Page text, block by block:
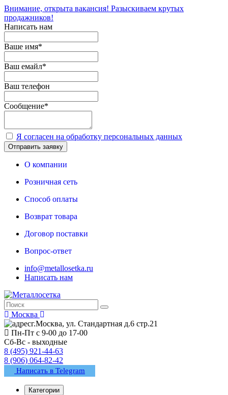
Внимание, открыта вакансия! Разыскиваем крутых
продажников!
Написать нам
Ваше имя*
Ваш емайл*
Ваш телефон
Сообщение*
Я согласен на обработку персональных данных
Отправить заявку
О компании
Розничная сеть
Способ оплаты
Возврат товара
Договор поставки
Вопрос-ответ
info@metallosetka.ru
Написать нам
Москва
г.Москва, ул. Стандартная д.6 стр.21
Пн-Пт с 9-00 до 17-00
Сб-Вс - выходные
8 (495) 921-44-63
8 (906) 064-82-42
Написать в Telegram
Категории